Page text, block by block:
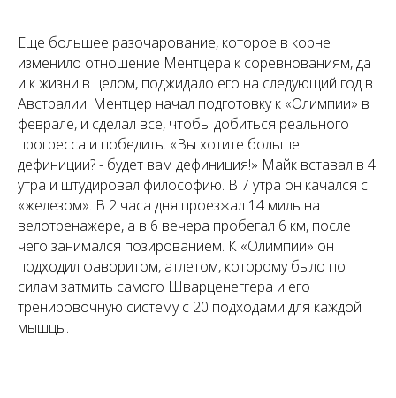
Еще большее разочарование, которое в корне
изменило отношение Ментцера к соревнованиям, да
и к жизни в целом, поджидало его на следующий год в
Австралии. Ментцер начал подготовку к «Олимпии» в
феврале, и сделал все, чтобы добиться реального
прогресса и победить. «Вы хотите больше
дефиниции? - будет вам дефиниция!» Майк вставал в 4
утра и штудировал философию. В 7 утра он качался с
«железом». В 2 часа дня проезжал 14 миль на
велотренажере, а в 6 вечера пробегал 6 км, после
чего занимался позированием. К «Олимпии» он
подходил фаворитом, атлетом, которому было по
силам затмить самого Шварценеггера и его
тренировочную систему с 20 подходами для каждой
мышцы.